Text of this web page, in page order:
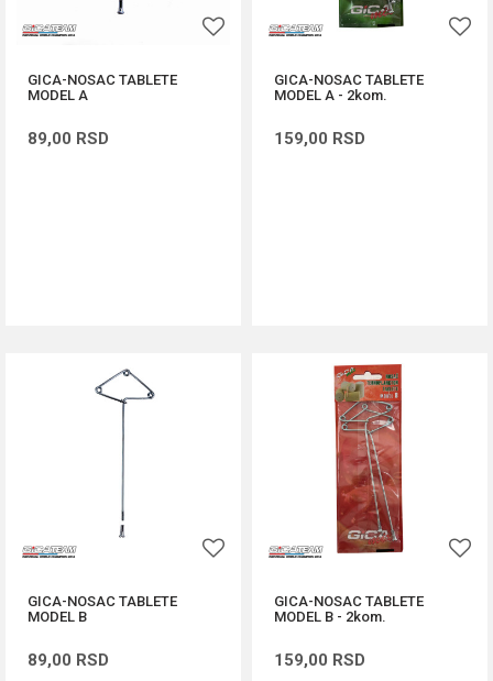
GICA-NOSAC TABLETE
MODEL A
89,00 RSD
GICA-NOSAC TABLETE
MODEL A - 2kom.
159,00 RSD
GICA-NOSAC TABLETE
MODEL B
89,00 RSD
GICA-NOSAC TABLETE
MODEL B - 2kom.
159,00 RSD